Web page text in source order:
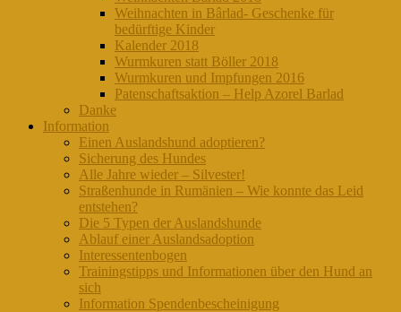
Weihnachten in Bârlad- Geschenke für
bedürftige Kinder
Kalender 2018
Wurmkuren statt Böller 2018
Wurmkuren und Impfungen 2016
Patenschaftsaktion – Help Azorel Barlad
Danke
Information
Einen Auslandshund adoptieren?
Sicherung des Hundes
Alle Jahre wieder – Silvester!
Straßenhunde in Rumänien – Wie konnte das Leid
entstehen?
Die 5 Typen der Auslandshunde
Ablauf einer Auslandsadoption
Interessentenbogen
Trainingstipps und Informationen über den Hund an
sich
Information Spendenbescheinigung